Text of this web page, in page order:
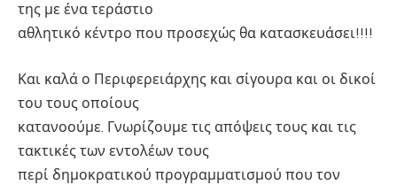
της με ένα τεράστιο
αθλητικό κέντρο που προσεχώς θα κατασκευάσει!!!!
Και καλά ο Περιφερειάρχης και σίγουρα και οι δικοί
του τους οποίους
κατανοούμε. Γνωρίζουμε τις απόψεις τους και τις
τακτικές των εντολέων τους
περί δημοκρατικού προγραμματισμού που τον